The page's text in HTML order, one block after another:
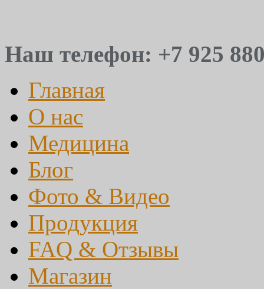
Наш телефон: +7 925
Главная
О нас
Медицина
Блог
Фото & Видео
Продукция
FAQ & Отзывы
Магазин